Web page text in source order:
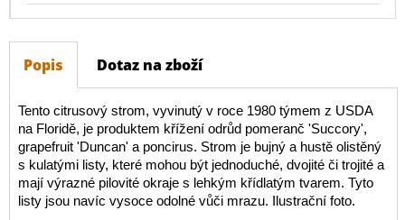
Popis Dotaz na zboží
Tento citrusový strom, vyvinutý v roce 1980 týmem z USDA
na Floridě, je produktem křížení odrůd pomeranč 'Succory',
grapefruit 'Duncan' a poncirus. Strom je bujný a hustě olistěný
s kulatými listy, které mohou být jednoduché, dvojité či trojité a
mají výrazné pilovité okraje s lehkým křídlatým tvarem. Tyto
listy jsou navíc vysoce odolné vůči mrazu. Ilustrační foto.